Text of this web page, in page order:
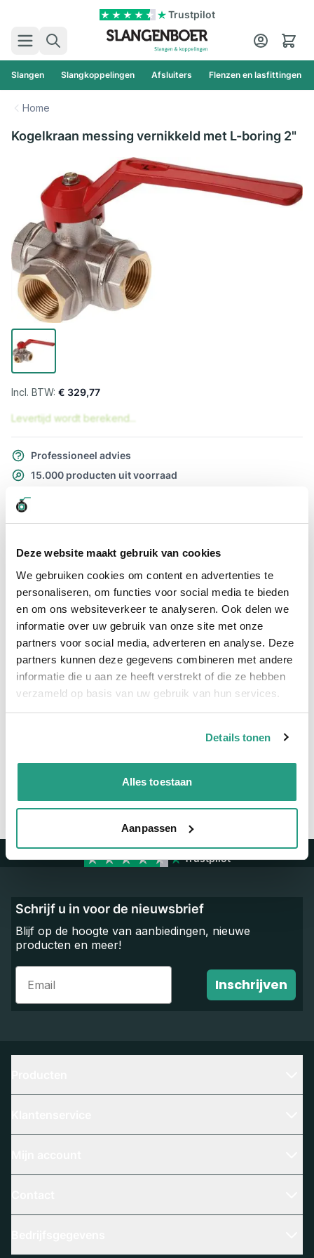
Deze website maakt gebruik van cookies
We gebruiken cookies om content en advertenties te
personaliseren, om functies voor social media te bieden
en om ons websiteverkeer te analyseren. Ook delen we
informatie over uw gebruik van onze site met onze
partners voor social media, adverteren en analyse. Deze
partners kunnen deze gegevens combineren met andere
informatie die u aan ze heeft verstrekt of die ze hebben
verzameld op basis van uw gebruik van hun services.
Details tonen
Alles toestaan
Aanpassen
Trustpilot
Zoek
Cart
Slangen Slangkoppelingen Afsluiters Flenzen en lasfittingen
Home
Kogelkraan messing vernikkeld met L-boring 2"
€ 329,77
Levertijd wordt berekend...
Professioneel advies
15.000 producten uit voorraad
Snel naar
Meer informatie
Meer informatie
Maatvoering koppeling 2"
Materiaal Messing vernikkeld
Vragen? Neem dan nu contact op
We zijn beschikbaar van ma t/m vr van 08:00 tot 17:00 uur.
Neem contact met ons op
Trustpilot
Schrijf u in voor de nieuwsbrief
Blijf op de hoogte van aanbiedingen, nieuwe
producten en meer!
Email
Inschrijven